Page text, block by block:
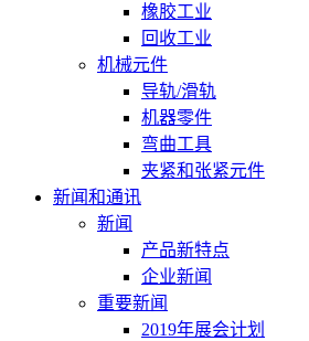
橡胶工业
回收工业
机械元件
导轨/滑轨
机器零件
弯曲工具
夹紧和张紧元件
新闻和通讯
新闻
产品新特点
企业新闻
重要新闻
2019年展会计划